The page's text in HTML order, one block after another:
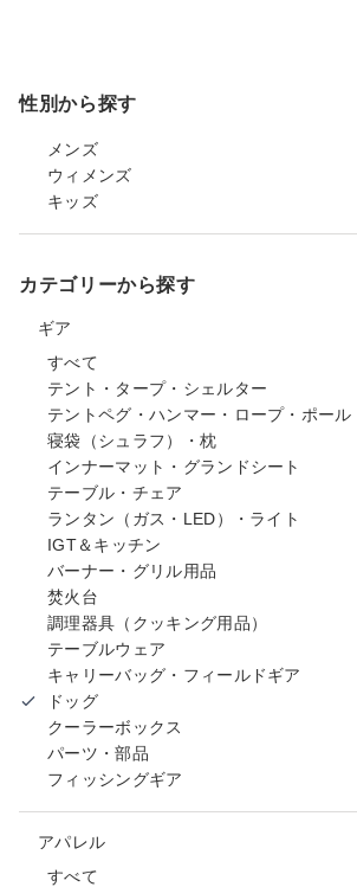
性別から探す
メンズ
ウィメンズ
キッズ
カテゴリーから探す
ギア
すべて
テント・タープ・シェルター
テントペグ・ハンマー・ロープ・ポール
寝袋（シュラフ）・枕
インナーマット・グランドシート
テーブル・チェア
ランタン（ガス・LED）・ライト
IGT＆キッチン
バーナー・グリル用品
焚火台
調理器具（クッキング用品）
テーブルウェア
キャリーバッグ・フィールドギア
ドッグ
クーラーボックス
パーツ・部品
フィッシングギア
アパレル
すべて